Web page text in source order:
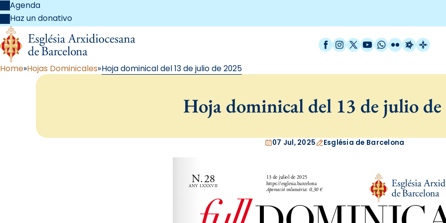
Agenda
Haz un donativo
Facebook
Instagram
X / Twitter
YouTube
WhatsApp
FlickrRadio
Home Hojas Dominicales Hoja dominical del 13 de julio de 2025
Hoja dominical del 13 de julio de
07 Jul, 2025 Església de Barcelona